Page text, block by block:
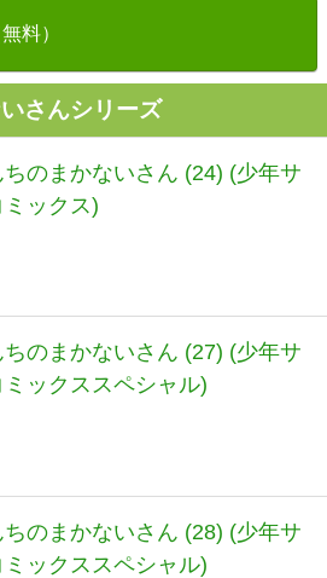
料）
さんシリーズ
のまかないさん (24) (少年サ
ックス)
のまかないさん (27) (少年サ
ミックススペシャル)
のまかないさん (28) (少年サ
ミックススペシャル)